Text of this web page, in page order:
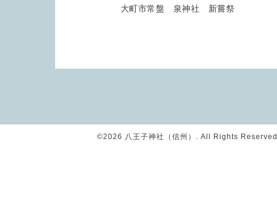
大町市常盤 泉神社 新嘗祭
©2026 八王子神社（信州） . All Rights Reserved.